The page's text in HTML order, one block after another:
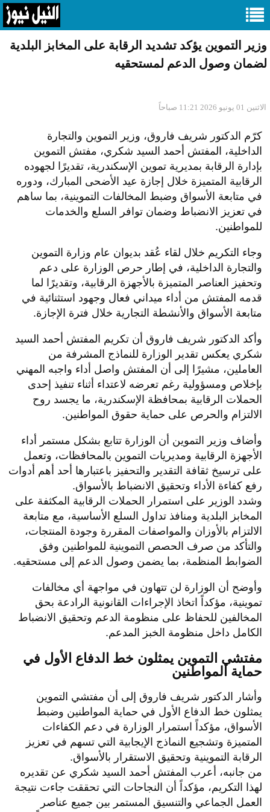
وزير التموين يؤكد تشديد الرقابة على المخابز البلدية
لضمان وصول الدعم لمستحقيه
الاثنين 01 يونيو 2026 11:21 صباحاً
كرّم الدكتور شريف فاروق، وزير التموين والتجارة
الداخلية، المفتش أحمد السيد شكري، مفتش التموين
بإدارة الرقابة بمديرية تموين الإسكندرية، تقديرًا لجهوده
الرقابية المتميزة خلال إجازة عيد الأضحى المبارك، ودوره
في متابعة الأسواق وضبط المخالفات التموينية، بما ساهم
في تعزيز الانضباط وضمان توافر السلع والخدمات
للمواطنين.
وجاء التكريم خلال لقاء عُقد بديوان عام وزارة التموين
والتجارة الداخلية، في إطار حرص الوزارة على دعم
وتحفيز العناصر المتميزة بالأجهزة الرقابية، وتقديرًا لما
قدمه المفتش من أداء ميداني فعال وجهود استثنائية في
متابعة الأسواق والأنشطة التجارية خلال فترة الإجازة.
وأكد الدكتور شريف فاروق أن تكريم المفتش أحمد السيد
شكري يعكس تقدير الوزارة للنماذج المشرفة من
العاملين، مشيرًا إلى أن المفتش واصل أداء واجبه المهني
بإخلاص ومسؤولية رغم تعرضه لاعتداء أثناء تنفيذ إحدى
الحملات الرقابية بمحافظة الإسكندرية، ما يجسد روح
الالتزام والحرص على حماية حقوق المواطنين.
وأضاف وزير التموين أن الوزارة تتابع بشكل مستمر أداء
الأجهزة الرقابية ومديريات التموين بالمحافظات، وتعمل
على ترسيخ ثقافة التقدير والتحفيز باعتبارها أحد أهم أدوات
رفع كفاءة الأداء وتحقيق الانضباط بالأسواق.
وشدد الوزير على استمرار الحملات الرقابية المكثفة على
المخابز البلدية ومنافذ تداول السلع الأساسية، مع متابعة
الالتزام بالأوزان والمواصفات المقررة وجودة المنتجات،
والتأكد من صرف الحصص التموينية للمواطنين وفق
الضوابط المنظمة، بما يضمن وصول الدعم إلى مستحقيه.
وأوضح أن الوزارة لن تتهاون في مواجهة أي مخالفات
تموينية، مؤكداً اتخاذ الإجراءات القانونية الرادعة بحق
المخالفين للحفاظ على منظومة الدعم وتحقيق الانضباط
الكامل داخل منظومة الخبز المدعم.
مفتشي التموين يمثلون خط الدفاع الأول في
حماية المواطنين
وأشار الدكتور شريف فاروق إلى أن مفتشي التموين
يمثلون خط الدفاع الأول في حماية المواطنين وضبط
الأسواق، مؤكداً استمرار الوزارة في دعم الكفاءات
المتميزة وتشجيع النماذج الإيجابية التي تسهم في تعزيز
الرقابة التموينية وتحقيق الاستقرار بالأسواق.
من جانبه، أعرب المفتش أحمد السيد شكري عن تقديره
لهذا التكريم، مؤكداً أن النجاحات التي تحققت جاءت نتيجة
العمل الجماعي والتنسيق المستمر بين جميع عناصر